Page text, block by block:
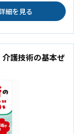
細を見る
護技術の基本ぜ